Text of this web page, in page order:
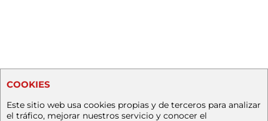
COOKIES
Este sitio web usa cookies propias y de terceros para analizar
el tráfico, mejorar nuestros servicio y conocer el